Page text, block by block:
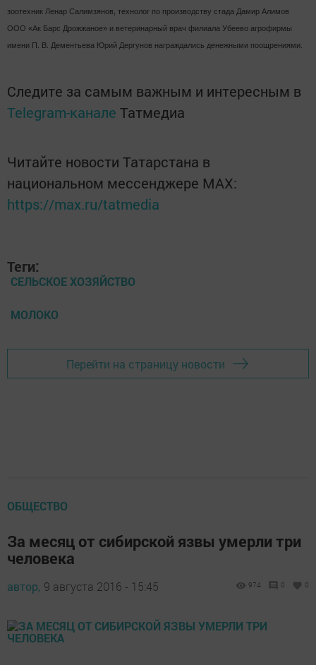
зоотехник Ленар Салимзянов, технолог по производству стада Дамир Алимов
ООО «Ак Барс Дрожжаное» и ветеринарный врач филиала Убеево агрофирмы
имени П. В. Дементьева Юрий Дергунов награждались денежными поощрениями.
Следите за самым важным и интересным в
Telegram-канале Татмедиа
Читайте новости Татарстана в
национальном мессенджере MАХ:
https://max.ru/tatmedia
Теги:
СЕЛЬСКОЕ ХОЗЯЙСТВО
МОЛОКО
Перейти на страницу новости
ОБЩЕСТВО
За месяц от сибирской язвы умерли три
человека
автор, 9 августа 2016 - 15:45 974 0 0